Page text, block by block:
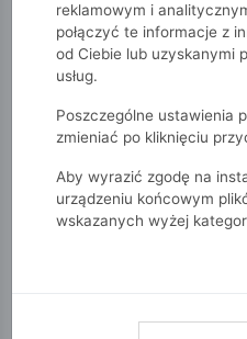
51015kids szukaj:
WYNIKI
reklamowym i
połączyć te informacje z
od Ciebie lub uzyskanymi
usług.
Poszczególne ustawienia
zmieniać po kliknięciu
Aby wyrazić zgodę na
urządzeniu końcowym
wskazanych wyżej